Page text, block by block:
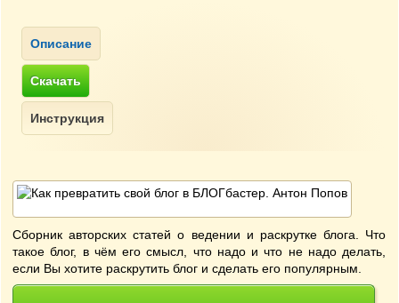
Сборник авторских статей о ведении и раскрутке блога. Что
такое блог, в чём его смысл, что надо и что не надо делать,
если Вы хотите раскрутить блог и сделать его популярным.